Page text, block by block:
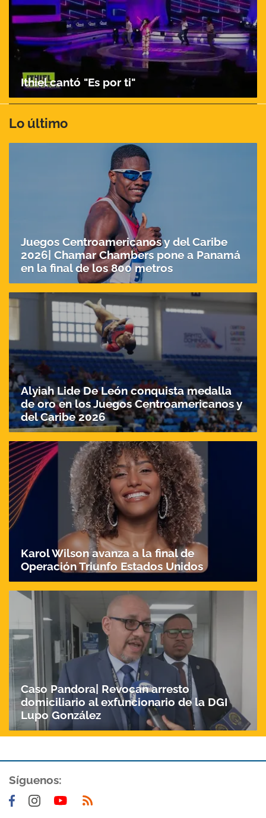
Ithiel cantó "Es por ti"
Lo último
Juegos Centroamericanos y del Caribe
2026| Chamar Chambers pone a Panamá
en la final de los 800 metros
Alyiah Lide De León conquista medalla
de oro en los Juegos Centroamericanos y
del Caribe 2026
Karol Wilson avanza a la final de
Operación Triunfo Estados Unidos
Caso Pandora| Revocan arresto
domiciliario al exfuncionario de la DGI
Lupo González
Síguenos: